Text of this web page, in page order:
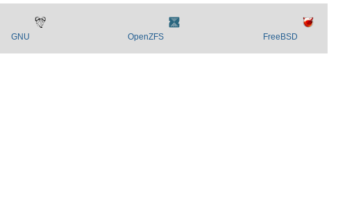
GNU OpenZFS FreeBSD